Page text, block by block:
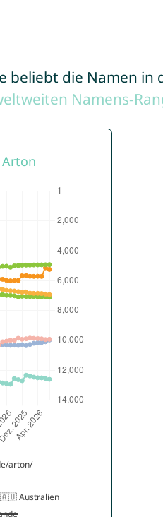
beliebt die Namen in
Namens-